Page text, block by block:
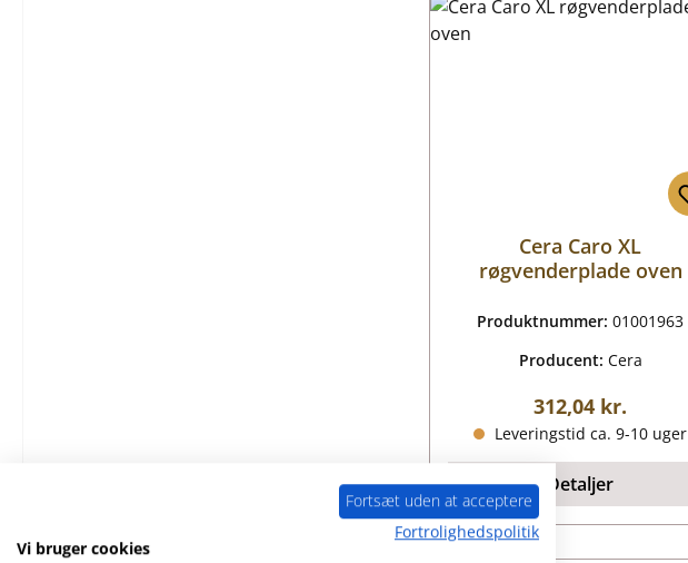
Cera Caro XL
røgvenderplade oven
Produktnummer:01001963
Producent: Cera
Almindelig pris:
312,04 kr.
Leveringstid ca. 9-10 uger
Detaljer
Fortsæt uden at acceptere
Fortrolighedspolitik
Vi bruger cookies